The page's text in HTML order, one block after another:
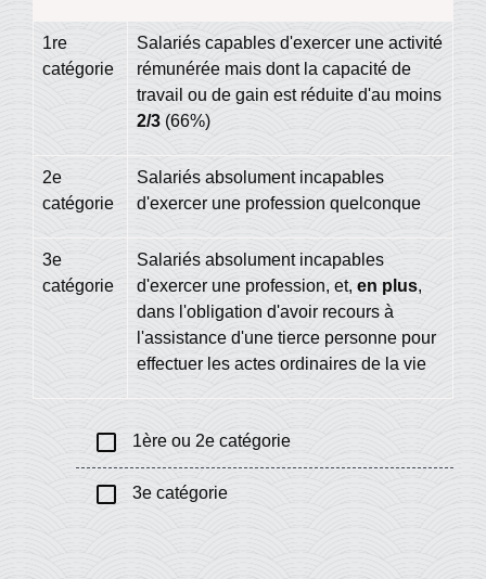
1re
catégorie
Salariés capables d'exercer une activité
rémunérée mais dont la capacité de
travail ou de gain est réduite d'au moins
2/3 (66%)
2e
catégorie
Salariés absolument incapables
d'exercer une profession quelconque
3e
catégorie
Salariés absolument incapables
d'exercer une profession, et, en plus,
dans l'obligation d'avoir recours à
l'assistance d'une tierce personne pour
effectuer les actes ordinaires de la vie
check_box_outline_blank 1ère ou 2e catégorie
check_box_outline_blank 3e catégorie